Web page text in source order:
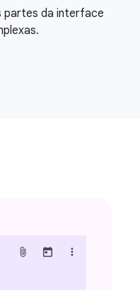
partes da interface